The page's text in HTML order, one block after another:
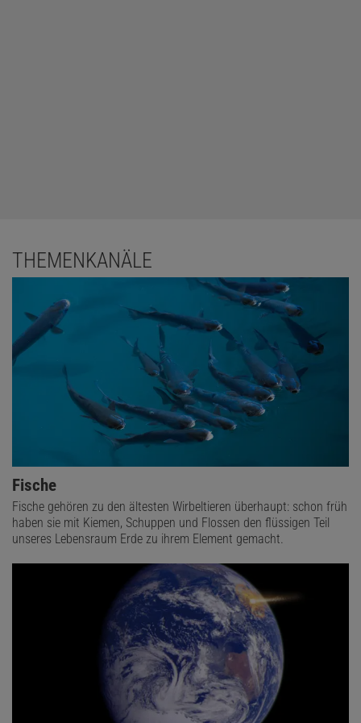
THEMENKANÄLE
Fische
Fische gehören zu den ältesten Wirbeltieren überhaupt: schon früh
haben sie mit Kiemen, Schuppen und Flossen den flüssigen Teil
unseres Lebensraum Erde zu ihrem Element gemacht.